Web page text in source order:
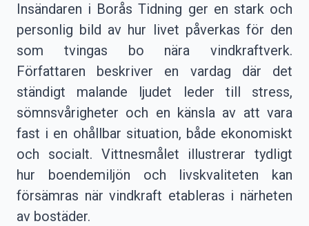
Insändaren i Borås Tidning ger en stark och
personlig bild av hur livet påverkas för den
som tvingas bo nära vindkraftverk.
Författaren beskriver en vardag där det
ständigt malande ljudet leder till stress,
sömnsvårigheter och en känsla av att vara
fast i en ohållbar situation, både ekonomiskt
och socialt. Vittnesmålet illustrerar tydligt
hur boendemiljön och livskvaliteten kan
försämras när vindkraft etableras i närheten
av bostäder.